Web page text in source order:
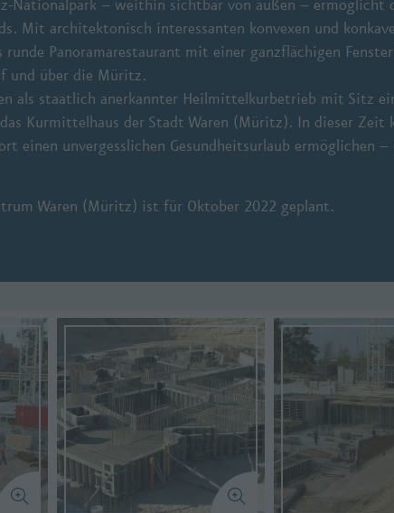
Nationalpark – weithin sichtbar von außen – ermöglicht
Mit architektonisch interessanten konvexen und
Panoramarestaurant mit einer ganzflächigen
und über die Müritz.
als staatlich anerkannter Heilmittelkurbetrieb mit Sitz
Kurmittelhaus der Stadt Waren (Müritz). In dieser Zeit
einen unvergesslichen Gesundheitsurlaub
Waren (Müritz) ist für Oktober 2022 geplant.